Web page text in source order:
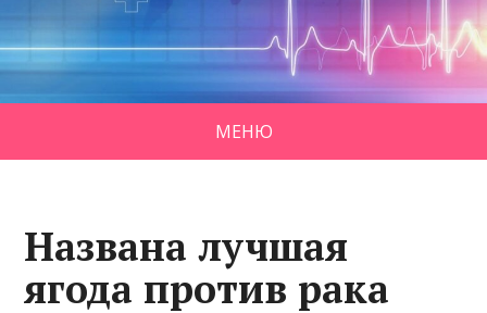
МЕНЮ
Названа лучшая
ягода против рака